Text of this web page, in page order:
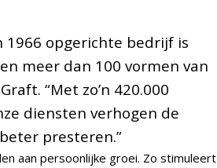
1966 opgerichte bedrijf is
meer dan 100 vormen van
“Met zo’n 420.000
diensten verhogen de
presteren.”
aan persoonlijke groei. Zo stimuleert